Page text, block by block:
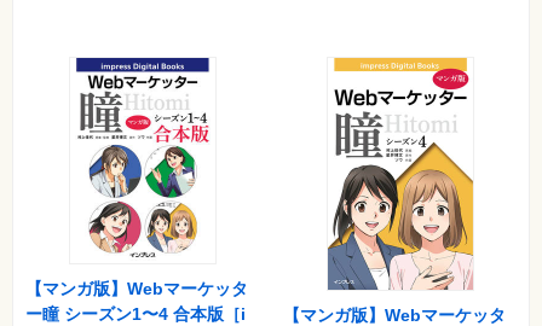
【マンガ版】Webマーケッタ
ー瞳 シーズン1〜4 合本版［i
【マンガ版】Webマーケッタ